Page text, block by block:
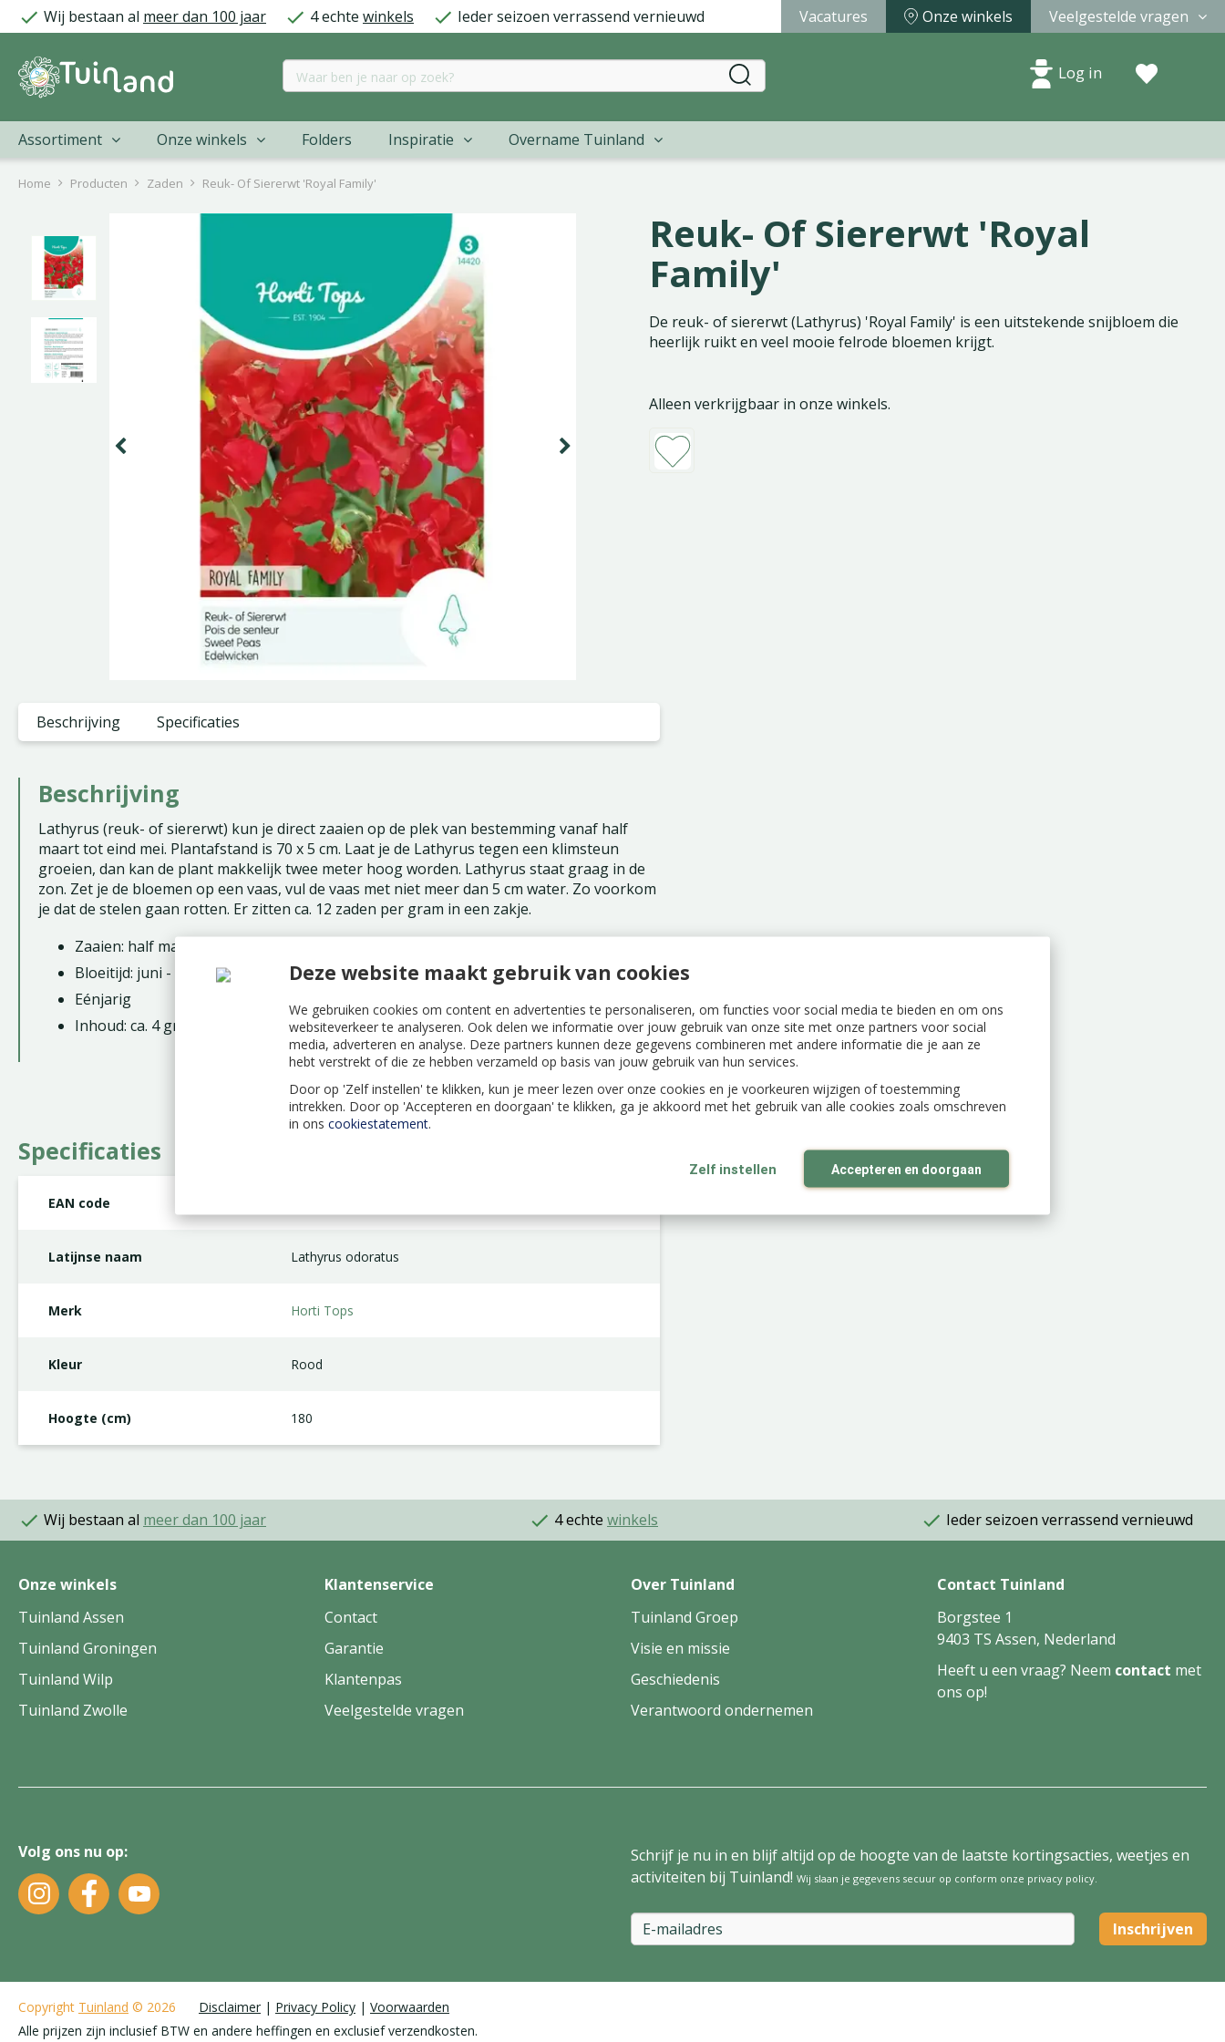
Deze website maakt gebruik van cookies
We gebruiken cookies om content en advertenties te personaliseren, om functies voor social media te bieden en om ons
websiteverkeer te analyseren. Ook delen we informatie over jouw gebruik van onze site met onze partners voor social
media, adverteren en analyse. Deze partners kunnen deze gegevens combineren met andere informatie die je aan ze
hebt verstrekt of die ze hebben verzameld op basis van jouw gebruik van hun services.
Door op 'Zelf instellen' te klikken, kun je meer lezen over onze cookies en je voorkeuren wijzigen of toestemming
intrekken. Door op 'Accepteren en doorgaan' te klikken, ga je akkoord met het gebruik van alle cookies zoals omschreven
in ons cookiestatement.
Zelf instellen Accepteren en doorgaan
naar
Home Producten Zaden Reuk- Of Siererwt 'Royal Family'
Wij bestaan al meer dan 100 jaar 4 echte winkels Ieder seizoen verrassend vernieuwd Vacatures Onze winkels Veelgestelde vragen
Log in
Assortiment Onze winkels Folders Inspiratie Overname Tuinland
Reuk- Of Siererwt 'Royal
Family'
De reuk- of siererwt (Lathyrus) 'Royal Family' is een uitstekende snijbloem die
heerlijk ruikt en veel mooie felrode bloemen krijgt.
Alleen verkrijgbaar in onze winkels.
Beschrijving Specificaties
Beschrijving
Lathyrus (reuk- of siererwt) kun je direct zaaien op de plek van bestemming vanaf half
maart tot eind mei. Plantafstand is 70 x 5 cm. Laat je de Lathyrus tegen een klimsteun
groeien, dan kan de plant makkelijk twee meter hoog worden. Lathyrus staat graag in de
zon. Zet je de bloemen op een vaas, vul de vaas met niet meer dan 5 cm water. Zo voorkom
je dat de stelen gaan rotten. Er zitten ca. 12 zaden per gram in een zakje.
Zaaien: half maart - eind mei
Bloeitijd: juni - oktober
Eénjarig
Inhoud: ca. 4 gram
Specificaties
EAN code
Latijnse naam Lathyrus odoratus
Merk Horti Tops
Kleur Rood
Hoogte (cm) 180
Wij bestaan al meer dan 100 jaar 4 echte winkels Ieder seizoen verrassend vernieuwd
Onze winkels
Tuinland Assen
Tuinland Groningen
Tuinland Wilp
Tuinland Zwolle
Klantenservice
Contact
Garantie
Klantenpas
Veelgestelde vragen
Over Tuinland
Tuinland Groep
Visie en missie
Geschiedenis
Verantwoord ondernemen
Contact Tuinland
Borgstee 1
9403 TS Assen, Nederland
Heeft u een vraag? Neem contact met
ons op!
Volg ons nu op:
Schrijf je nu in en blijf altijd op de hoogte van de laatste kortingsacties, weetjes en
activiteiten bij Tuinland! Wij slaan je gegevens secuur op conform onze privacy policy
Copyright Tuinland © 2026 Disclaimer Privacy Policy
Voorwaarden
Alle prijzen zijn inclusief BTW en andere heffingen en exclusief verzendkosten.